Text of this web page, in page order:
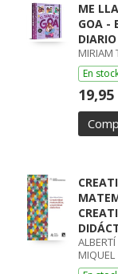
ME
GOA -
MIRIAM
En
19,95
MIQUEL